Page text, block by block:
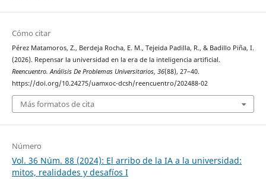
Cómo citar
Pérez Matamoros, Z., Berdeja Rocha, E. M., Tejeida Padilla, R., & Badillo Piña, I.
(2026). Repensar la universidad en la era de la inteligencia artificial.
Reencuentro. Análisis De Problemas Universitarios, 36(88), 27–40.
https://doi.org/10.24275/uamxoc-dcsh/reencuentro/202488-02
Más formatos de cita
Número
Vol. 36 Núm. 88 (2024): El arribo de la IA a la universidad:
mitos, realidades y desafíos I